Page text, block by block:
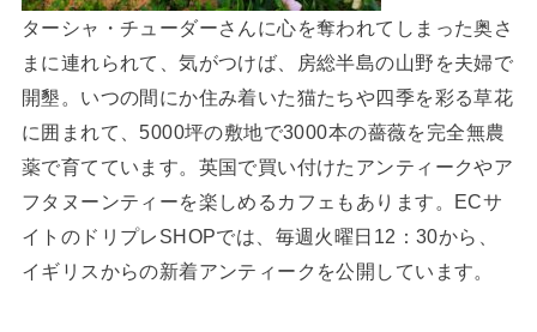
ターシャ・チューダーさんに心を奪われてしまった奥さ
まに連れられて、気がつけば、房総半島の山野を夫婦で
開墾。いつの間にか住み着いた猫たちや四季を彩る草花
に囲まれて、5000坪の敷地で3000本の薔薇を完全無農
薬で育てています。英国で買い付けたアンティークやア
フタヌーンティーを楽しめるカフェもあります。ECサ
イトのドリプレSHOPでは、毎週火曜日12：30から、
イギリスからの新着アンティークを公開しています。